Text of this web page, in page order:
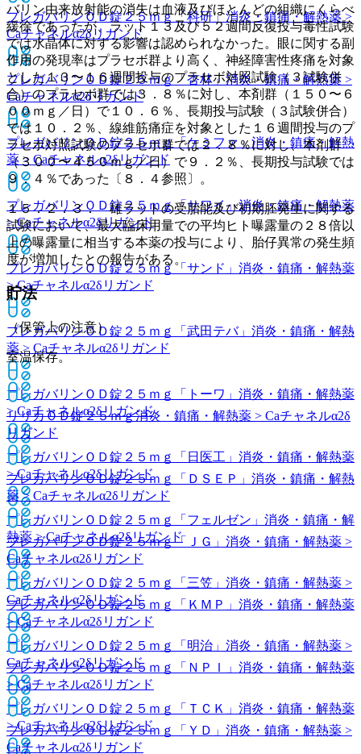
プレガバリンＯＤ錠２５ｍｇ「科研」消炎・鎮痛・解熱薬 >
Caチャネルα2δリガンド
プレガバリンＯＤ錠２５ｍｇ「杏林」消炎・鎮痛・解熱薬 >
Caチャネルα2δリガンド
プレガバリンＯＤ錠２５ｍｇ「ケミファ」消炎・鎮痛・解熱
薬 > Caチャネルα2δリガンド
プレガバリンＯＤ錠２５ｍｇ「サワイ」消炎・鎮痛・解熱薬
> Caチャネルα2δリガンド
プレガバリンＯＤ錠２５ｍｇ「サンド」 消炎・鎮痛・解熱薬
> Caチャネルα2δリガンド
プレガバリンＯＤ錠２５ｍｇ「武田テバ」 消炎・鎮痛・解熱
薬 > Caチャネルα2δリガンド
プレガバリンＯＤ錠２５ｍｇ「トーワ」 消炎・鎮痛・解熱薬
> Caチャネルα2δリガンド
プレガバリンＯＤ錠２５ｍｇ「日医工」 消炎・鎮痛・解熱薬
> Caチャネルα2δリガンド
プレガバリンＯＤ錠２５ｍｇ「フェルゼン」 消炎・鎮痛・解
熱薬 > Caチャネルα2δリガンド
プレガバリンＯＤ錠２５ｍｇ「三笠」 消炎・鎮痛・解熱薬 >
Caチャネルα2δリガンド
プレガバリンＯＤ錠２５ｍｇ「明治」 消炎・鎮痛・解熱薬 >
Caチャネルα2δリガンド
プレガバリンＯＤ錠２５ｍｇ「ＴＣＫ」 消炎・鎮痛・解熱薬
> Caチャネルα2δリガンド
バリン由来放射能の消失は血液及びほとんどの組織にくらべ
緩徐であったが、ラット１３及び５２週間反復投与毒性試験
では水晶体に対する影響は認められなかった。眼に関する副
作用の発現率はプラセボ群より高く、神経障害性疼痛を対象
とした１３〜１６週間投与のプラセボ対照試験（３試験併
合）のプラセボ群では３．８％に対し、本剤群（１５０〜６
００ｍｇ／日）で１０．６％、長期投与試験（３試験併合）
では１０．２％、線維筋痛症を対象とした１６週間投与のプ
ラセボ対照試験のプラセボ群では２．８％に対し、本剤群
（３００〜４５０ｍｇ／日）で９．２％、長期投与試験では
９．４％であった〔８．４参照〕。
１５．２．３． 雄ラットの受胎能及び初期胚発生に関する
試験において、最大臨床用量での平均ヒト曝露量の２８倍以
上の曝露量に相当する本薬の投与により、胎仔異常の発生頻
度が増加したとの報告がある。
貯法
（保管上の注意）
室温保存。
リリカＯＤ錠２５ｍｇ消炎・鎮痛・解熱薬 > Caチャネルα2δ
リガンド
プレガバリンＯＤ錠２５ｍｇ「ＤＳＥＰ」 消炎・鎮痛・解熱
薬 > Caチャネルα2δリガンド
プレガバリンＯＤ錠２５ｍｇ「ＪＧ」 消炎・鎮痛・解熱薬 >
Caチャネルα2δリガンド
プレガバリンＯＤ錠２５ｍｇ「ＫＭＰ」 消炎・鎮痛・解熱薬
> Caチャネルα2δリガンド
プレガバリンＯＤ錠２５ｍｇ「ＮＰＩ」 消炎・鎮痛・解熱薬
> Caチャネルα2δリガンド
プレガバリンＯＤ錠２５ｍｇ「ＹＤ」 消炎・鎮痛・解熱薬 >
Caチャネルα2δリガンド